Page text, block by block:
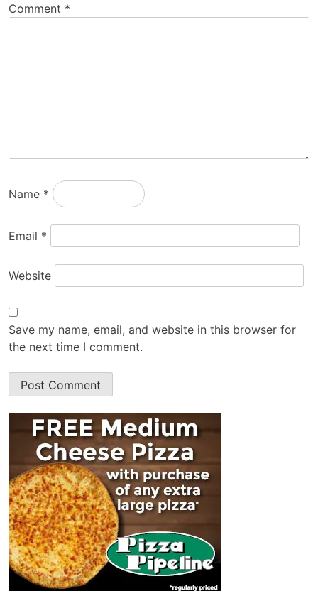
Comment *
Name *
Email *
Website
Save my name, email, and website in this browser for
the next time I comment.